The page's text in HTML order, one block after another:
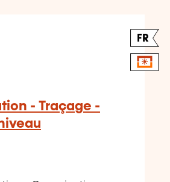
FR
- Traçage -